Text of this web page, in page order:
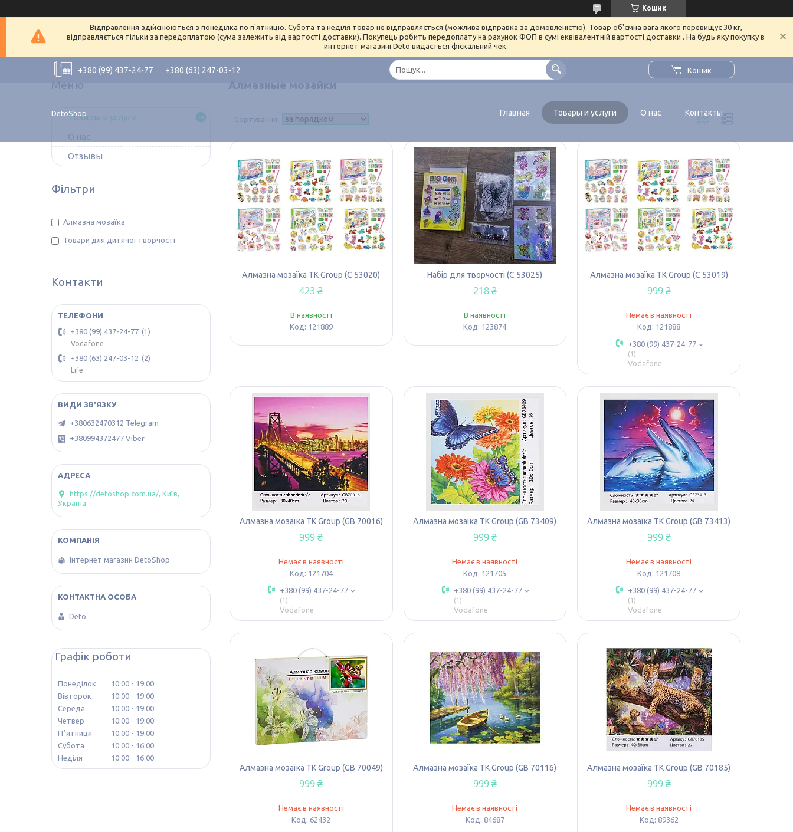
Кошик
Відправлення здійснюються з понеділка по п'ятницю. Субота та неділя товар не відправляється (можлива відправка за домовленістю). Товар об'ємна вага якого перевищує 30 кг,
відправляється тільки за передоплатою (сума залежить від вартості доставки). Покупець робить передоплату на рахунок ФОП в сумі еквівалентній вартості доставки . На будь яку покупку в
интернет магазині Deto видається фіскальний чек.
+380 (99) 437-24-77 +380 (63) 247-03-12 Кошик
DetoShop Главная Товары и услуги О нас Контакты
Алмазные мозайки
Алмазна мозаїка TK Group (C 53020)
423 ₴
В наявності
121889
Набір для творчості (C 53025)
218 ₴
В наявності
123874
Алмазна мозаїка TK Group (C 53019)
999 ₴
Немає в наявності
121888
+380 (99) 437-24-77
1
Vodafone
Алмазна мозаїка TK Group (GB 70016)
999 ₴
Немає в наявності
121704
+380 (99) 437-24-77
1
Vodafone
Алмазна мозаїка TK Group (GB 73409)
999 ₴
Немає в наявності
121705
+380 (99) 437-24-77
1
Vodafone
Алмазна мозаїка TK Group (GB 73413)
999 ₴
Немає в наявності
121708
+380 (99) 437-24-77
1
Vodafone
Алмазна мозаїка TK Group (GB 70049)
999 ₴
Немає в наявності
62432
Алмазна мозаїка TK Group (GB 70116)
999 ₴
Немає в наявності
84687
Алмазна мозаїка TK Group (GB 70185)
999 ₴
Немає в наявності
89362
Товары и услуги
О нас
Отзывы
Фільтри
Алмазна мозаїка
Товари для дитячої творчості
Контакти
+380 (99) 437-24-77
1
Vodafone
+380 (63) 247-03-12
2
Life
+380632470312 Telegram
+380994372477 Viber
https://detoshop.com.ua/, Київ,
Україна
Інтернет магазин DetoShop
Deto
Графік роботи
Понеділок 10:00
19:00
Вівторок
10:00
19:00
Середа
10:00
19:00
Четвер
10:00
19:00
Пʼятниця
10:00
19:00
Субота
10:00
16:00
Неділя
10:00 16:00